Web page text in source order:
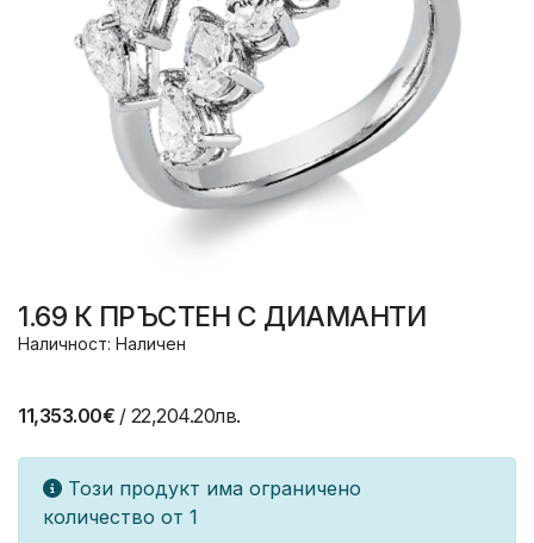
1.69 К ПРЪСТЕН С ДИАМАНТИ
Наличност: Наличен
11,353.00€ / 22,204.20лв.
Този продукт има ограничено
количество от 1